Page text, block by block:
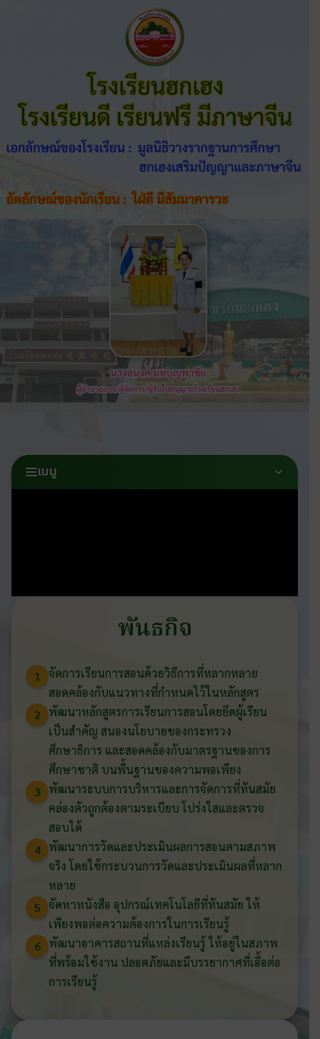
เมนู
พันธกิจ
1 จัดการเรียนการสอนด้วยวิธีการที่หลากหลาย
สอดคล้องกับแนวทางที่กำหนดไว้ในหลักสูตร
2
พัฒนาหลักสูตรการเรียนการสอนโดยยึดผู้เรียน
เป็นสำคัญ สนองนโยบายของกระทรวง
ศึกษาธิการ และสอดคล้องกับมาตรฐานของการ
ศึกษาชาติ บนพื้นฐานของความพอเพียง
3
พัฒนาระบบการบริหารและการจัดการที่ทันสมัย
คล่องตัวถูกต้องตามระเบียบ โปร่งใสและตรวจ
สอบได้
4 พัฒนาการวัดและประเมินผลการสอนตามสภาพ
จริง โดยใช้กระบวนการวัดและประเมินผลที่หลาก
หลาย
5 จัดหาหนังสือ อุปกรณ์เทคโนโลยีที่ทันสมัย ให้
เพียงพอต่อความต้องการในการเรียนรู้
6 พัฒนาอาคารสถานที่แหล่งเรียนรู้ ให้อยู่ในสภาพ
ที่พร้อมใช้งาน ปลอดภัยและมีบรรยากาศที่เอื้อต่อ
การเรียนรู้